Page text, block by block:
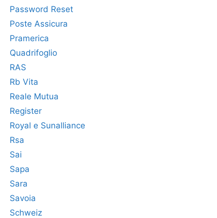
Password Reset
Poste Assicura
Pramerica
Quadrifoglio
RAS
Rb Vita
Reale Mutua
Register
Royal e Sunalliance
Rsa
Sai
Sapa
Sara
Savoia
Schweiz